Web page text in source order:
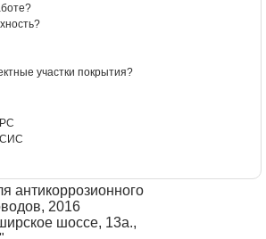
участки покрытия?
антикоррозионного
2016
шоссе, 13а.,